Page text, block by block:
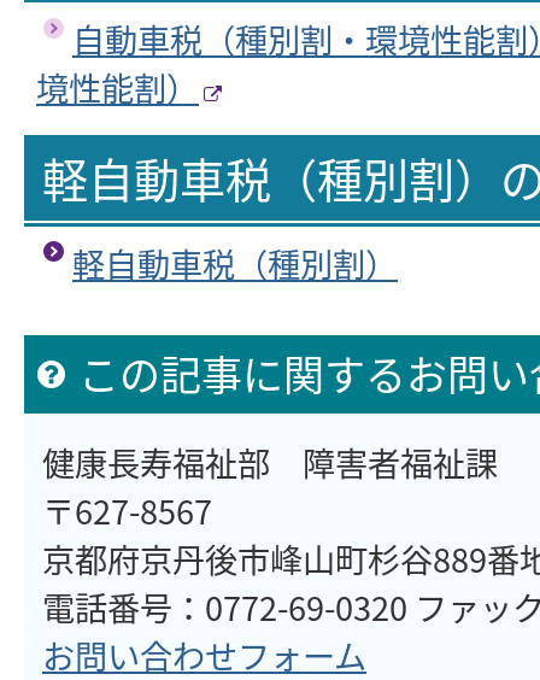
自動車税（種別割・環境性能
境性能割）
軽自動車税（種別割）
軽自動車税（種別割）
この記事に関するお問
健康長寿福祉部 障害者福祉課
〒627-8567
京都府京丹後市峰山町杉谷889番
電話番号：0772-69-0320 ファッ
お問い合わせフォーム